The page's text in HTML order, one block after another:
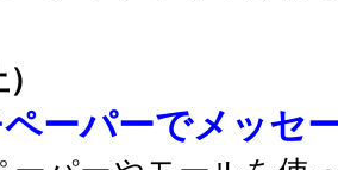
ーパーでメッセ